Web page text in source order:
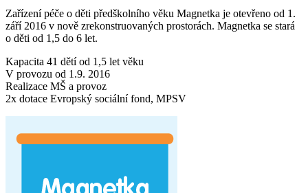
Zařízení péče o děti předškolního věku Magnetka je otevřeno od 1.
září 2016 v nově zrekonstruovaných prostorách. Magnetka se stará
o děti od 1,5 do 6 let.
Kapacita 41 dětí od 1,5 let věku
V provozu od 1.9. 2016
Realizace MŠ a provoz
2x dotace Evropský sociální fond, MPSV